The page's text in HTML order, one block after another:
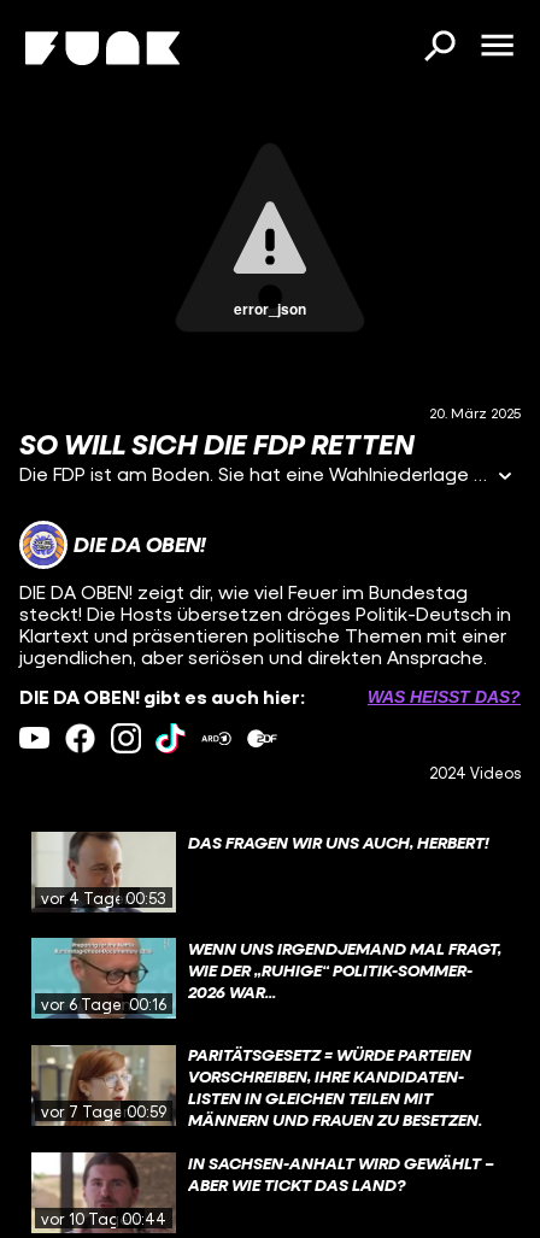
error_json
20. März 2025
SO WILL SICH DIE FDP RETTEN
Die FDP ist am Boden. Sie hat eine Wahlniederlage nach der anderen kassiert, wird fürs Ende der Ampel verantwortlich gemacht und nach der Bundestagswahl ist sie jetzt auch noch aus dem Parlament geflogen. Mit dem Ende seiner Fraktion kommt auch das Ende des liberalen "Politiksternchens" Christian Lindner. Der zieht sich aus der Politik zurück und hinterlässt die Freien Demokraten mit einer Frage: Wie geht es jetzt weiter? Die FDP braucht neue Themen, neue Gesichter und ‘ne neue Strategie! Wie das Comeback klappen soll? Darum geht’s in diesem Video.
DIE DA OBEN!
DIE DA OBEN! zeigt dir, wie viel Feuer im Bundestag
steckt! Die Hosts übersetzen dröges Politik-Deutsch in
Klartext und präsentieren politische Themen mit einer
jugendlichen, aber seriösen und direkten Ansprache.
DIE DA OBEN! gibt es auch hier:
WAS HEISST DAS?
2024 Videos
vor 4 Tagen00:53
DAS FRAGEN WIR UNS AUCH, HERBERT!
vor 6 Tagen00:16
WENN UNS IRGENDJEMAND MAL FRAGT,
WIE DER „RUHIGE“ POLITIK-SOMMER-
2026 WAR...
vor 7 Tagen00:59
PARITÄTSGESETZ = WÜRDE PARTEIEN
VORSCHREIBEN, IHRE KANDIDATEN-
LISTEN IN GLEICHEN TEILEN MIT
MÄNNERN UND FRAUEN ZU BESETZEN.
SIE NACH ANSICHT EINIGER
STAATSRECHTLER DIE PARTEIEN IN IHREM
vor 10 Tagen00:44
IN SACHSEN-ANHALT WIRD GEWÄHLT –
ABER WIE TICKT DAS LAND?